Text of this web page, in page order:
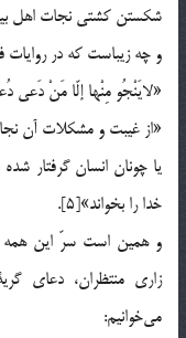
شكستن كشتي نجات اهل
و چه زيباست كه در روايات
«لايَنْجُو مِنْها إلّا مَنْ دَعي
«از غيبت و مشكلات آن
يا چونان انسان گرفتار
خدا را بخواند»[5].
و همين است سرّ اين همه
زاري منتظران، دعاي
مي‌خوانيم: